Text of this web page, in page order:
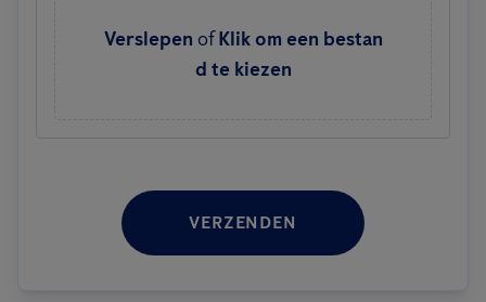
Verslepen of Klik om een bestan
d te kiezen
VERZENDEN